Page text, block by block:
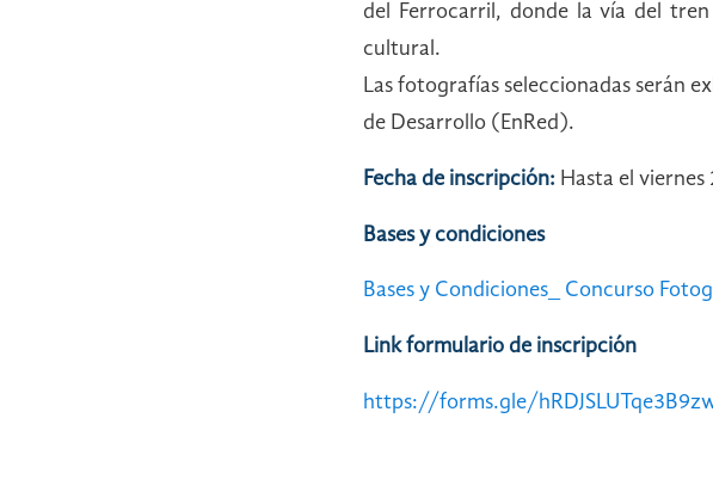
del Ferrocarril, donde la vía del
cultural.
Las fotografías seleccionadas serán
de Desarrollo (EnRed).
Fecha de inscripción: Hasta el
Bases y condiciones
Bases y Condiciones_ Concurso
Link formulario de inscripción
https://forms.gle/